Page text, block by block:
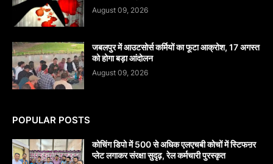
August 09, 2026
जबलपुर में आउटसोर्स कर्मियों का फूटा आक्रोश, 17 अगस्त
को होगा बड़ा आंदोलन
August 09, 2026
POPULAR POSTS
कोचिंग डिपो में 500 से अधिक एलएचबी कोचों में स्टिफऩर
प्लेट लगाकर संरक्षा सुदृढ़, रेल कर्मचारी पुरस्कृत